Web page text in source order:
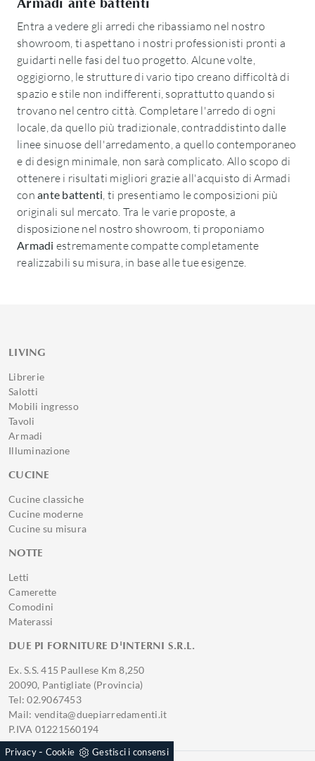
Entra a vedere gli arredi che ribassiamo nel nostro
showroom, ti aspettano i nostri professionisti pronti a
guidarti nelle fasi del tuo progetto. Alcune volte,
oggigiorno, le strutture di vario tipo creano difficoltà di
spazio e stile non indifferenti, soprattutto quando si
trovano nel centro città. Completare l'arredo di ogni
locale, da quello più tradizionale, contraddistinto dalle
linee sinuose dell'arredamento, a quello contemporaneo
e di design minimale, non sarà complicato. Allo scopo di
ottenere i risultati migliori grazie all'acquisto di Armadi
con ante battenti, ti presentiamo le composizioni più
originali sul mercato. Tra le varie proposte, a
disposizione nel nostro showroom, ti proponiamo
Armadi estremamente compatte completamente
realizzabili su misura, in base alle tue esigenze.
LIVING
Librerie
Salotti
Mobili ingresso
Tavoli
Armadi
Illuminazione
CUCINE
Cucine classiche
Cucine moderne
Cucine su misura
NOTTE
Letti
Camerette
Comodini
Materassi
DUE PI FORNITURE D'INTERNI S.R.L.
Ex. S.S. 415 Paullese Km 8,250
20090, Pantigliate (Provincia)
Tel: 02.9067453
Mail: vendita@duepiarredamenti.it
P.IVA 01221560194
Privacy- Cookie Gestisci i consensi